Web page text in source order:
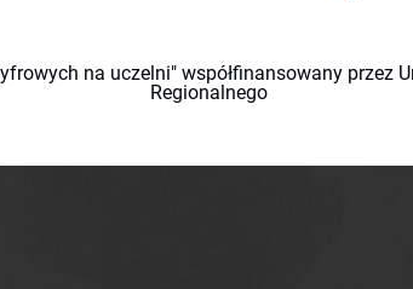
na uczelni" współfinansowany przez
Regionalnego